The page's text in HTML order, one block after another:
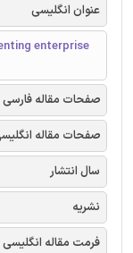
عنوان انگلیسی
enterprise
صفحات مقاله فارسی
صفحات مقاله
سال انتشار
نشریه
فرمت مقاله انگلیسی